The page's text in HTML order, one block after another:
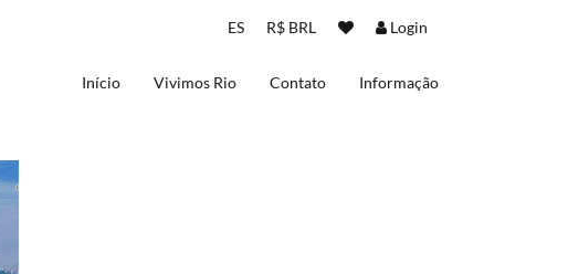
ES R$ BRL Login
Início Vivimos Rio Contato Informação